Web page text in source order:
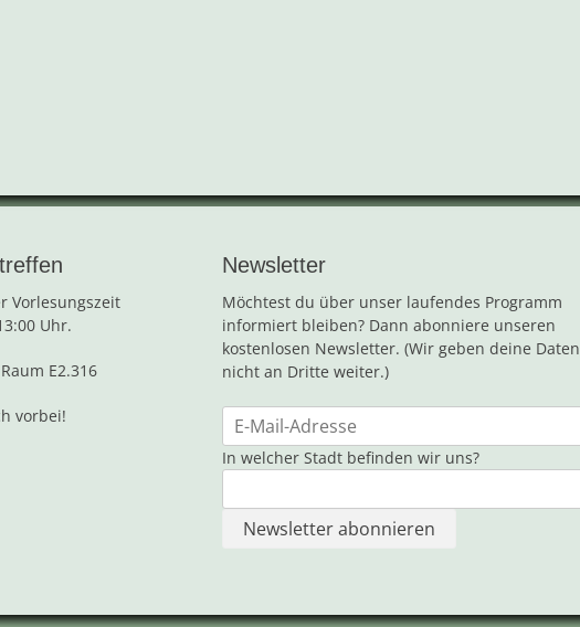
Vorlesungszeit
Uhr.
E2.316
vorbei!
Newsletter
Möchtest du über unser laufendes Programm
informiert bleiben? Dann abonniere unseren
kostenlosen Newsletter. (Wir geben deine Daten
nicht an Dritte weiter.)
In welcher Stadt befinden wir uns?